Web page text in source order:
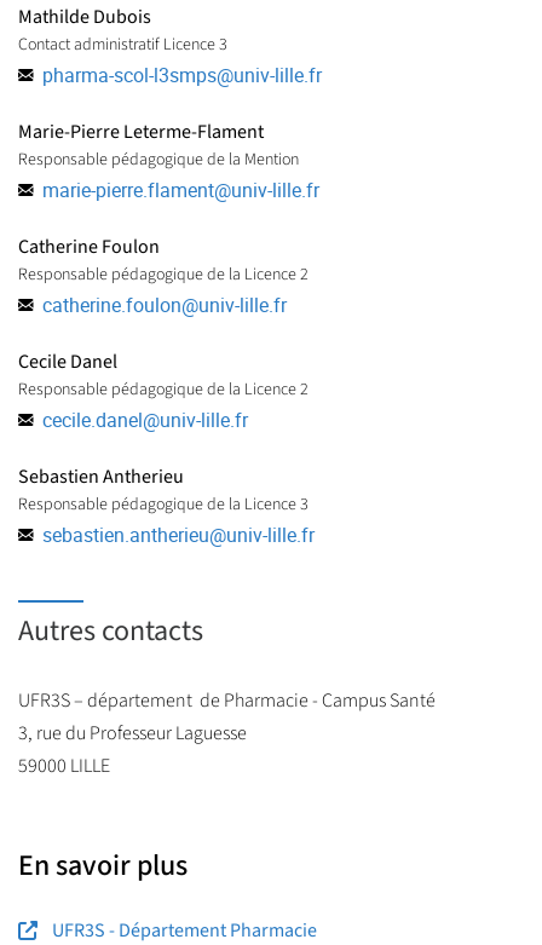
Mathilde Dubois
Contact administratif Licence 3
pharma-scol-l3smps@univ-lille.fr
Marie-Pierre Leterme-Flament
Responsable pédagogique de la Mention
marie-pierre.flament@univ-lille.fr
Catherine Foulon
Responsable pédagogique de la Licence 2
catherine.foulon@univ-lille.fr
Cecile Danel
Responsable pédagogique de la Licence 2
cecile.danel@univ-lille.fr
Sebastien Antherieu
Responsable pédagogique de la Licence 3
sebastien.antherieu@univ-lille.fr
Autres contacts
UFR3S – département de Pharmacie - Campus Santé
3, rue du Professeur Laguesse
59000 LILLE
En savoir plus
UFR3S - Département Pharmacie